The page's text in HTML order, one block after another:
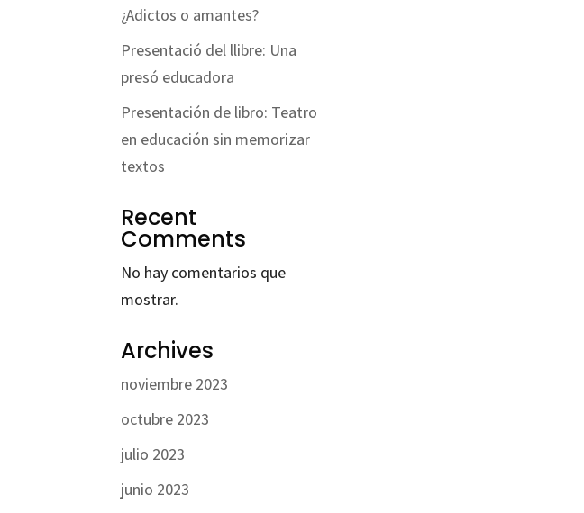
¿Adictos o amantes?
Presentació del llibre: Una
presó educadora
Presentación de libro: Teatro
en educación sin memorizar
textos
Recent
Comments
No hay comentarios que
mostrar.
Archives
noviembre 2023
octubre 2023
julio 2023
junio 2023